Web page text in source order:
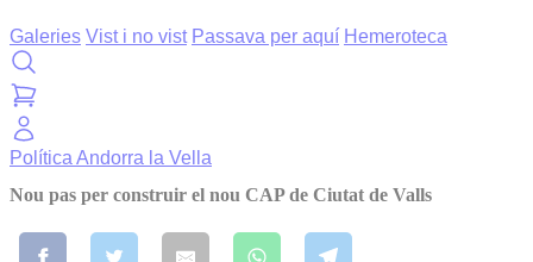
Galeries Vist i no vist Passava per aquí Hemeroteca
Política Andorra la Vella
Nou pas per construir el nou CAP de Ciutat de Valls